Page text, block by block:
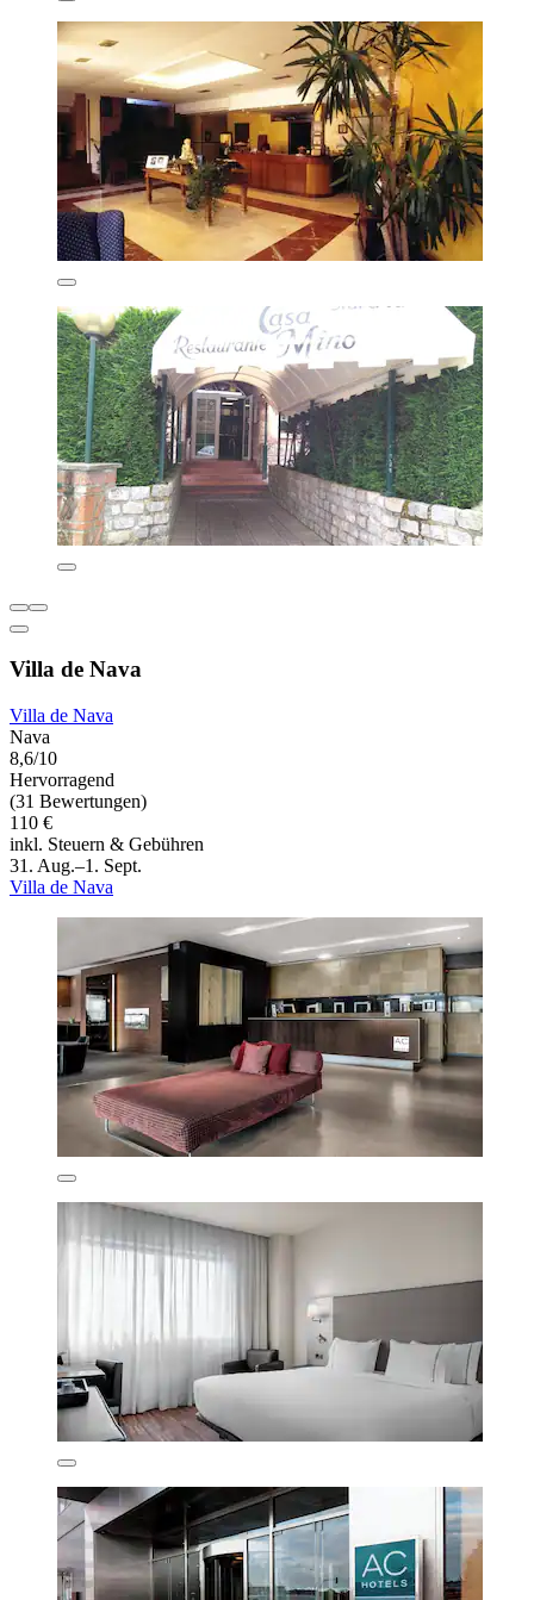
Villa de Nava
Villa de Nava
Nava
8,6/10
Hervorragend
(31 Bewertungen)
110 €
inkl. Steuern & Gebühren
31. Aug.–1. Sept.
Villa de Nava